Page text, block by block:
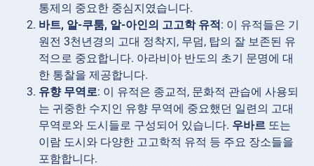
통제의 중요한 중심지였습니다.
바트, 알-쿠툼, 알-아인의 고고학 유적: 이 유적들은 기
원전 3천년경의 고대 정착지, 무덤, 탑의 잘 보존된 유
적으로 중요합니다. 아라비아 반도의 초기 문명에 대
한 통찰을 제공합니다.
유향 무역로: 이 유적은 종교적, 문화적 관습에 사용되
는 귀중한 수지인 유향 무역에 중요했던 일련의 고대
무역로와 도시들로 구성되어 있습니다. 우바르 또는
이람 도시와 다양한 고고학적 유적 등 주요 장소들을
포함합니다.